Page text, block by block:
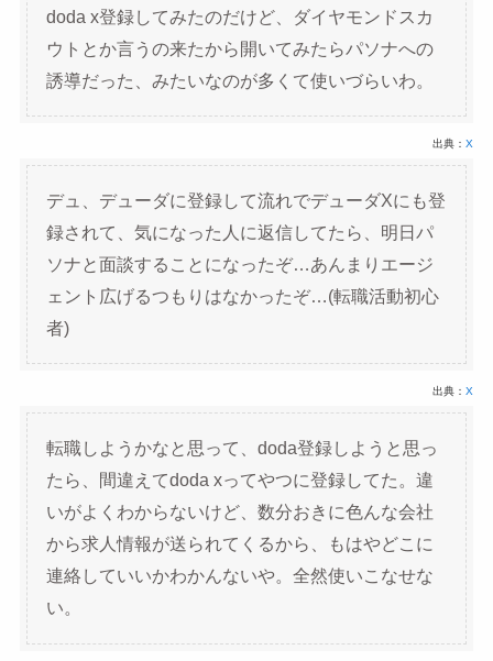
doda x登録してみたのだけど、ダイヤモンドスカ
ウトとか言うの来たから開いてみたらパソナへの
誘導だった、みたいなのが多くて使いづらいわ。
出典：X
デュ、デューダに登録して流れでデューダXにも登
録されて、気になった人に返信してたら、明日パ
ソナと面談することになったぞ…あんまりエージ
ェント広げるつもりはなかったぞ…(転職活動初心
者)
出典：X
転職しようかなと思って、doda登録しようと思っ
たら、間違えてdoda xってやつに登録してた。違
いがよくわからないけど、数分おきに色んな会社
から求人情報が送られてくるから、もはやどこに
連絡していいかわかんないや。全然使いこなせな
い。